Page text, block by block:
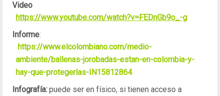
Video
https://www.youtube.com/watch?v=FEDnGb9o_-g
Informe:
https://www.elcolombiano.com/medio-
ambiente/ballenas-jorobadas-estan-en-colombia-y-
hay-que-protegerlas-IN15812864
Infografía: puede ser en físico, si tienen acceso a